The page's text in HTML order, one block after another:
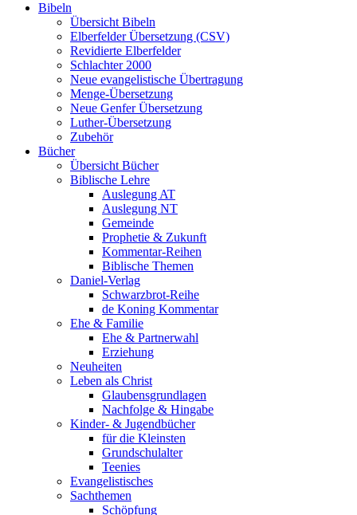
Bibeln
Übersicht Bibeln
Elberfelder Übersetzung (CSV)
Revidierte Elberfelder
Schlachter 2000
Neue evangelistische Übertragung
Menge-Übersetzung
Neue Genfer Übersetzung
Luther-Übersetzung
Zubehör
Bücher
Übersicht Bücher
Biblische Lehre
Auslegung AT
Auslegung NT
Gemeinde
Prophetie & Zukunft
Kommentar-Reihen
Biblische Themen
Daniel-Verlag
Schwarzbrot-Reihe
de Koning Kommentar
Ehe & Familie
Ehe & Partnerwahl
Erziehung
Neuheiten
Leben als Christ
Glaubensgrundlagen
Nachfolge & Hingabe
Kinder- & Jugendbücher
für die Kleinsten
Grundschulalter
Teenies
Evangelistisches
Sachthemen
Schöpfung